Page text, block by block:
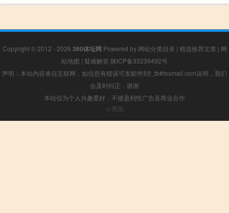
Copyright © 2012 - 2026 360体坛网 Powered by 网站分类目录 | 精选推荐文章 | 网
站地图 | 疑难解答 陕ICP备33239492号
声明：本站内容来自互联网，如信息有错误可发邮件到f_fb#foxmail.com说明，我们
会及时纠正，谢谢
本站仅为个人兴趣爱好，不接盈利性广告及商业合作
小男孩